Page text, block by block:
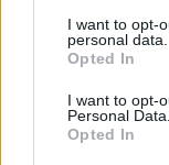
I want to opt-
personal data.
Opted In
I want to opt-
Personal Data.
Opted In
stoltezza di
contraddizioni,
venga messa a